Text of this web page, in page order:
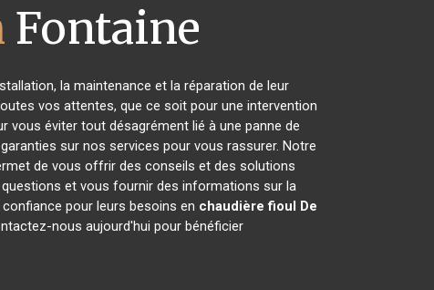
Fontaine
la maintenance et la réparation de leur
vos attentes, que ce soit pour une intervention
vous éviter tout désagrément lié à une panne de
sur nos services pour vous rassurer. Notre
de vous offrir des conseils et des solutions
et vous fournir des informations sur la
pour leurs besoins en chaudière fioul De
nous aujourd'hui pour bénéficier